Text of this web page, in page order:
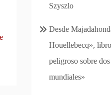
Szyszlo
Desde
Houellebecq»,
peligroso sobre
mundiales»